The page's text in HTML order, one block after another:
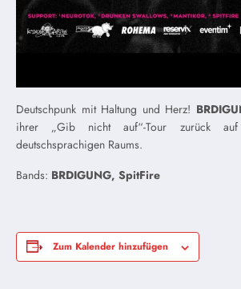
Deutschpunk mit Haltung und Herz!
ihrer „Gib nicht auf“-Tour zurück
deutschsprachigen Raums.
Bands: BRDIGUNG, SpitFire
Zum Kalender hinzufügen